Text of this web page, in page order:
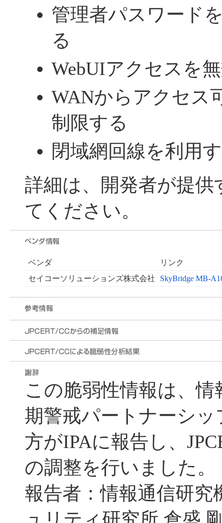
管理者パスワード
る
WebUIアクセスを
WANからアクセス
制限する
閉域網回線を利用
詳細は、開発者が提供
てください。
ベンダ
リンク
セイコーソリューションズ株式会社
SkyBridge MB-
この脆弱性情報は、
期警戒パートナーシ
方がIPAに報告し、
の調整を行いました。
報告者：情報通信研究